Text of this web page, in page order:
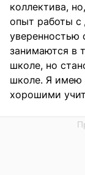
коллектива,
опыт работы с
уверенностью
занимаются в
школе, но
школе. Я имею
хорошими